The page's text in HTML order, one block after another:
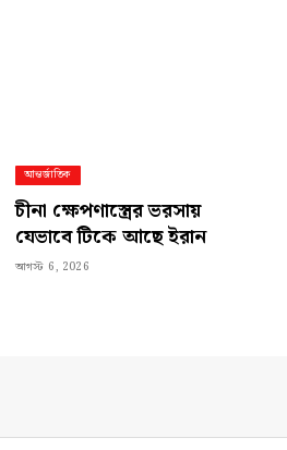
আন্তর্জাতিক
চীনা ক্ষেপণাস্ত্রের ভরসায়
যেভাবে টিকে আছে ইরান
আগস্ট 6, 2026